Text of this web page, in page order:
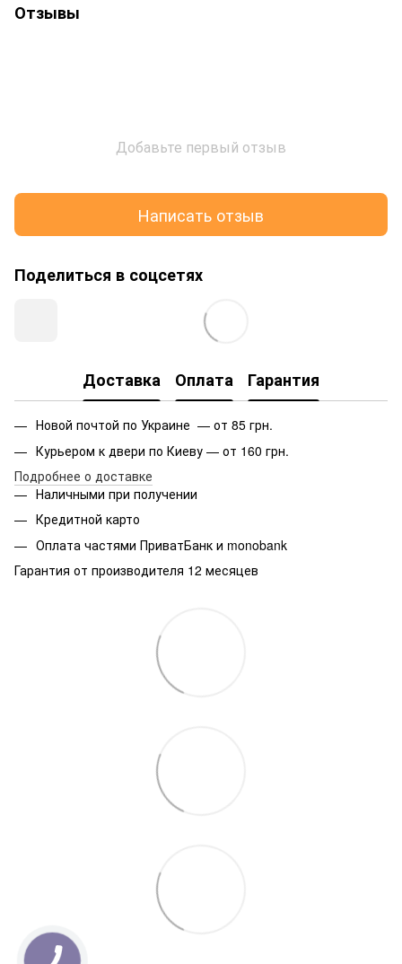
Отзывы
Добавьте первый отзыв
Написать отзыв
Поделиться в соцсетях
Доставка Оплата Гарантия
Новой почтой по Украине — от 85 грн.
Курьером к двери по Киеву — от 160 грн.
Подробнее о доставке
Наличными при получении
Кредитной карто
Оплата частями ПриватБанк и monobank
Гарантия от производителя 12 месяцев